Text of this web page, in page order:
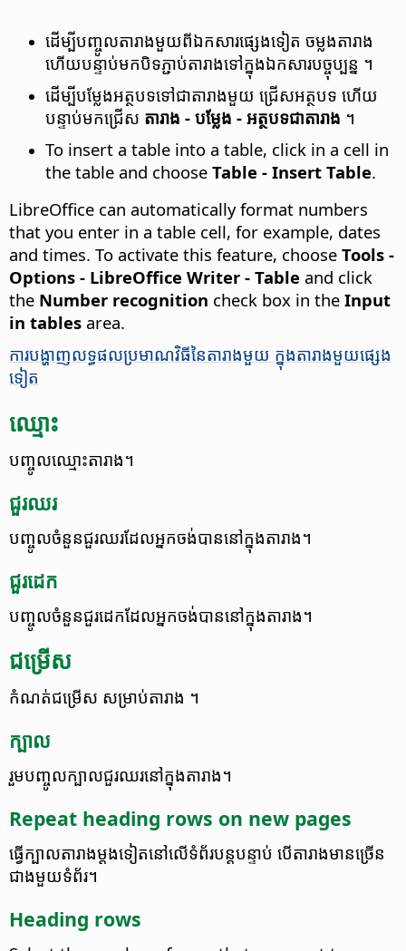
ដើម្បី​បញ្ចូល​តារាង​មួយ​ពី​ឯកសារ​ផ្សេង​ទៀត ចម្លង​តារាង
ហើយ​បន្ទាប់​មក​បិទ​ភ្ជាប់​តារាង​ទៅ​ក្នុង​ឯកសារ​បច្ចុប្បន្ន ។
ដើម្បី​បម្លែង​អត្ថបទ​ទៅ​ជា​តារាង​មួយ ជ្រើស​អត្ថបទ ហើយ​
បន្ទាប់​មក​ជ្រើស តារាង - បម្លែង - អត្ថបទ​ជា​តារាង ។
To insert a table into a table, click in a cell in
the table and choose Table - Insert Table.
LibreOffice can automatically format numbers
that you enter in a table cell, for example, dates
and times. To activate this feature, choose Tools -
Options - LibreOffice Writer - Table and click
the Number recognition check box in the Input
in tables area.
ការ​បង្ហាញ​លទ្ធផល​​ប្រមាណវិធី​នៃ​តារាង​មួយ ក្នុង​តារាង​មួយ​ផ្សេង​
ទៀត
ឈ្មោះ
បញ្ចូល​ឈ្មោះ​តារាង។
ជួរ​ឈរ
បញ្ចូល​ចំនួន​ជួរឈរ​ដែល​អ្នក​ចង់​បាន​នៅ​ក្នុង​តារាង។
ជួរ​ដេក
បញ្ចូល​ចំនួន​ជួរដេក​ដែល​អ្នក​ចង់បាន​នៅ​ក្នុង​តារាង។
ជម្រើស
កំណត់​ជម្រើស សម្រាប់​តារាង ។
ក្បាល
រួមបញ្ចូល​ក្បាល​ជួរឈរ​នៅ​ក្នុង​តារាង។
Repeat heading rows on new pages
ធ្វើ​ក្បាល​តារាង​ម្ដងទៀត​នៅ​លើ​ទំព័រ​បន្តបន្ទាប់ បើ​តារាង​មាន​ច្រើន​
ជាង​មួយ​ទំព័រ។
Heading rows